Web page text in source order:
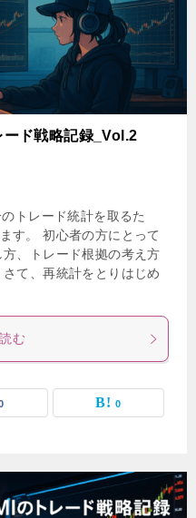
ド戦略記録_Vol.2
トレード統計を取るた
す。 初心者の方にとって
、トレード根拠の考え方
て、再統計をとりはじめ
む
0